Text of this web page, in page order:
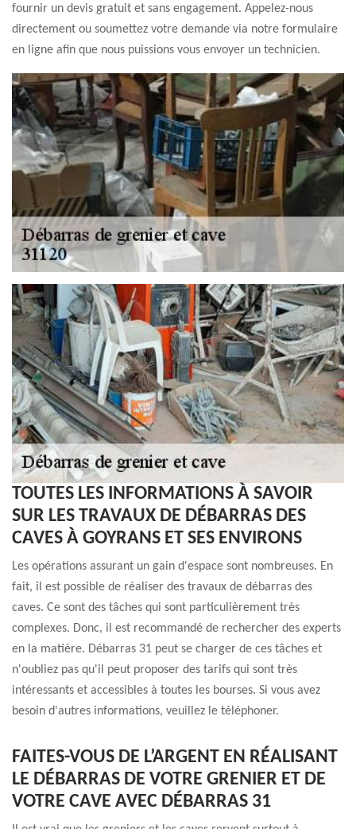
fournir un devis gratuit et sans engagement. Appelez-nous
directement ou soumettez votre demande via notre formulaire
en ligne afin que nous puissions vous envoyer un technicien.
TOUTES LES INFORMATIONS À SAVOIR
SUR LES TRAVAUX DE DÉBARRAS DES
CAVES À GOYRANS ET SES ENVIRONS
Les opérations assurant un gain d'espace sont nombreuses. En
fait, il est possible de réaliser des travaux de débarras des
caves. Ce sont des tâches qui sont particulièrement très
complexes. Donc, il est recommandé de rechercher des experts
en la matière. Débarras 31 peut se charger de ces tâches et
n'oubliez pas qu'il peut proposer des tarifs qui sont très
intéressants et accessibles à toutes les bourses. Si vous avez
besoin d'autres informations, veuillez le téléphoner.
FAITES-VOUS DE L’ARGENT EN RÉALISANT
LE DÉBARRAS DE VOTRE GRENIER ET DE
VOTRE CAVE AVEC DÉBARRAS 31